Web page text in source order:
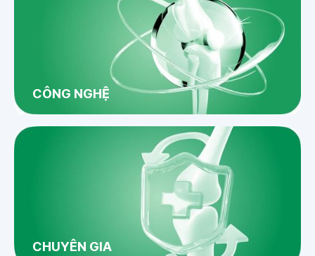
CÔNG NGHỆ
CHUYÊN GIA